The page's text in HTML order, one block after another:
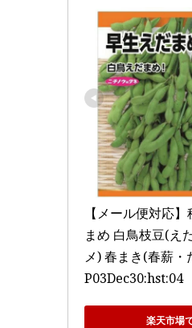
【メール便対応
まめ 白鳥枝豆(え
メ) 春まき(春薪・
P03Dec30:hst:04
楽天市場